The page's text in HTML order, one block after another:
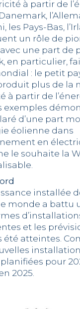
à partir de
les Pays-Bas,
un rôle de
une part de
en particulier,
: le petit
plus de la
à partir de
exemples
d’une part
éolienne dans
en
le souhaite la
installée de
monde a battu
et les
été atteintes.
pour
2025.